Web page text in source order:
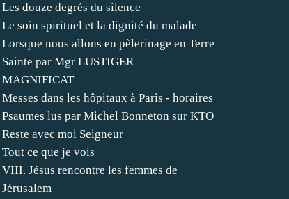
Les douze degrés du silence
Le soin spirituel et la dignité du malade
Lorsque nous allons en pèlerinage en Terre
Sainte par Mgr LUSTIGER
MAGNIFICAT
Messes dans les hôpitaux à Paris - horaires
Psaumes lus par Michel Bonneton sur KTO
Reste avec moi Seigneur
Tout ce que je vois
VIII. Jésus rencontre les femmes de
Jérusalem